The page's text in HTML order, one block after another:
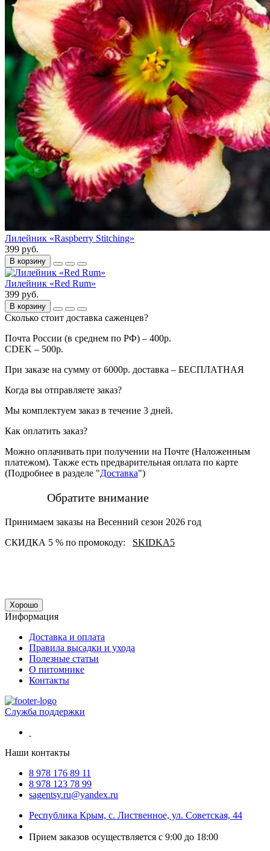
Лилейник «Raspberry Stitching»
399 руб.
В корзину
Лилейник «Red Rum»
399 руб.
В корзину
Сколько стоит доставка саженцев?
Почта России (в среднем по РФ) – 400р.
CDEK – 500р.
При заказе на сумму от 6000р. доставка – БЕСПЛАТНАЯ
Когда вы отправляете заказ?
Мы комплектуем заказ в течение 3 дней.
Как оплатить заказ?
Можно оплачивать при получении на Почте (Наложенным
платежом). Также есть предварительная оплата по карте
(Подробнее в разделе "Доставка")
Обратите внимание
Принимаем заказы на Весенний сезон 2026 год
СКИДКА 5 % по промокоду: SKIDKA5
Хорошо
Информация
Доставка и оплата
Правила высадки и ухода
Полезные статьи
О питомнике
Контакты
Служба поддержки
Наши контакты
8 978 176 89 11
8 978 123 78 99
sagentsy.ru@yandex.ru
Республика Крым, с. Лиственное, ул. Советская, 44
Прием заказов осуществляется с 9:00 до 18:00